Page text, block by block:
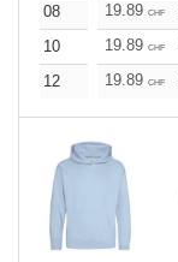
08
19.89 CHF
10
19.89 CHF
12
19.89 CHF